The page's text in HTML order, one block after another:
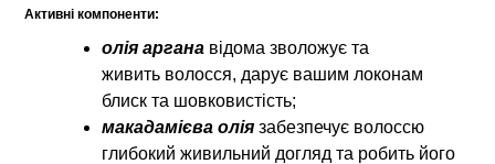
Активні компоненти:
олія аргана відома зволожує та
живить волосся, дарує вашим локонам
блиск та шовковистість;
макадамієва оліязабезпечує волоссю
глибокий живильний догляд та робить його